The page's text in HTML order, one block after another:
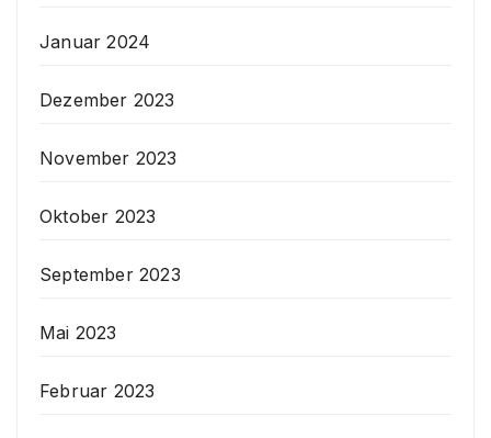
Januar 2024
Dezember 2023
November 2023
Oktober 2023
September 2023
Mai 2023
Februar 2023